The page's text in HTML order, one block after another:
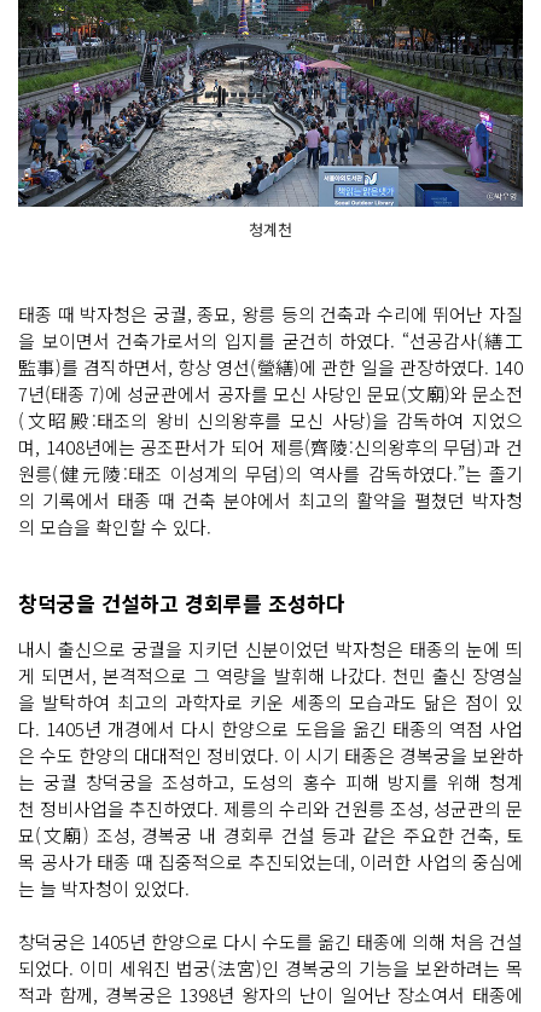
청계천
태종 때 박자청은 궁궐, 종묘, 왕릉 등의 건축과 수리에 뛰어난 자질
을 보이면서 건축가로서의 입지를 굳건히 하였다. “선공감사(繕工
監事)를 겸직하면서, 항상 영선(營繕)에 관한 일을 관장하였다. 140
7년(태종 7)에 성균관에서 공자를 모신 사당인 문묘(文廟)와 문소전
(文昭殿:태조의 왕비 신의왕후를 모신 사당)을 감독하여 지었으
며, 1408년에는 공조판서가 되어 제릉(齊陵:신의왕후의 무덤)과 건
원릉(健元陵:태조 이성계의 무덤)의 역사를 감독하였다.”는 졸기
의 기록에서 태종 때 건축 분야에서 최고의 활약을 펼쳤던 박자청
의 모습을 확인할 수 있다.
창덕궁을 건설하고 경회루를 조성하다
내시 출신으로 궁궐을 지키던 신분이었던 박자청은 태종의 눈에 띄
게 되면서, 본격적으로 그 역량을 발휘해 나갔다. 천민 출신 장영실
을 발탁하여 최고의 과학자로 키운 세종의 모습과도 닮은 점이 있
다. 1405년 개경에서 다시 한양으로 도읍을 옮긴 태종의 역점 사업
은 수도 한양의 대대적인 정비였다. 이 시기 태종은 경복궁을 보완하
는 궁궐 창덕궁을 조성하고, 도성의 홍수 피해 방지를 위해 청계
천 정비사업을 추진하였다. 제릉의 수리와 건원릉 조성, 성균관의 문
묘(文廟) 조성, 경복궁 내 경회루 건설 등과 같은 주요한 건축, 토
목 공사가 태종 때 집중적으로 추진되었는데, 이러한 사업의 중심에
는 늘 박자청이 있었다.
창덕궁은 1405년 한양으로 다시 수도를 옮긴 태종에 의해 처음 건설
되었다. 이미 세워진 법궁(法宮)인 경복궁의 기능을 보완하려는 목
적과 함께, 경복궁은 1398년 왕자의 난이 일어난 장소여서 태종에